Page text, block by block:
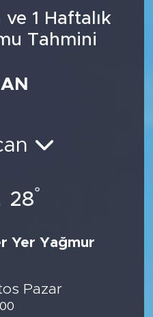
ve 1 Haftalık
Tahmini
28°
Yer Yağmur
Pazar